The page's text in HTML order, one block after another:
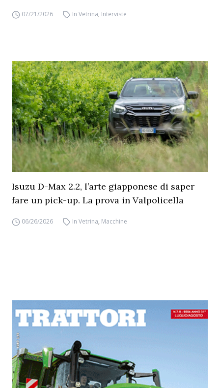
07/21/2026 In Vetrina, Interviste
Isuzu D-Max 2.2, l’arte giapponese di saper
fare un pick-up. La prova in Valpolicella
06/26/2026 In Vetrina, Macchine